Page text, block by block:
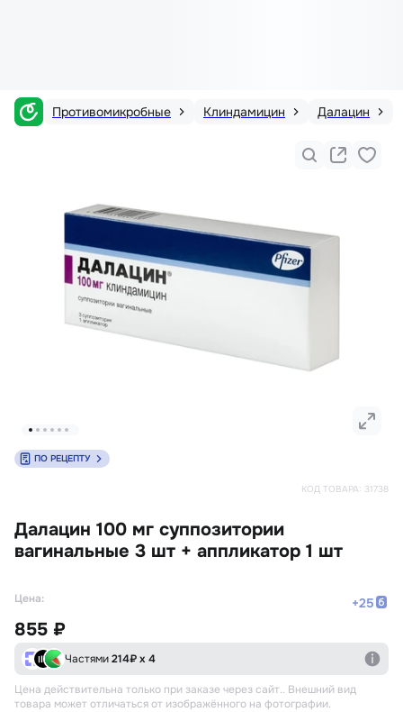
Противомикробные Клиндамицин Далацин
КОД ТОВАРА: 31738
Далацин 100 мг суппозитории
вагинальные 3 шт + аппликатор 1 шт
ПО РЕЦЕПТУ
Цена: +25
855 ₽
Частями214₽ х 4
Цена действительна только при заказе через сайт.. Внешний вид
товара может отличаться от изображённого на фотографии.